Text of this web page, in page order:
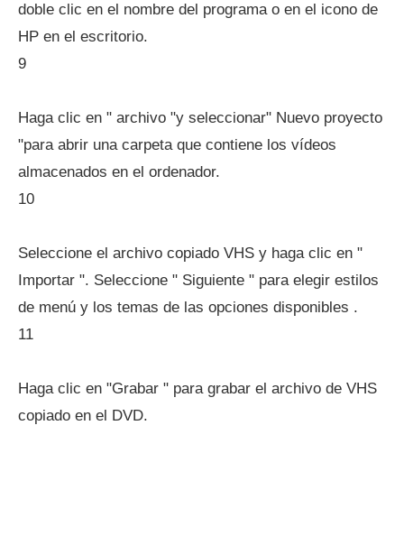
doble clic en el nombre del programa o en el icono de
HP en el escritorio.
9
Haga clic en " archivo "y seleccionar" Nuevo proyecto
"para abrir una carpeta que contiene los vídeos
almacenados en el ordenador.
10
Seleccione el archivo copiado VHS y haga clic en "
Importar ". Seleccione " Siguiente " para elegir estilos
de menú y los temas de las opciones disponibles .
11
Haga clic en "Grabar " para grabar el archivo de VHS
copiado en el DVD.